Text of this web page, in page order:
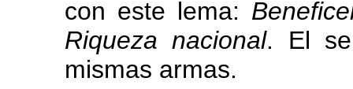
con este lema:
Riqueza nacional. El
mismas armas.